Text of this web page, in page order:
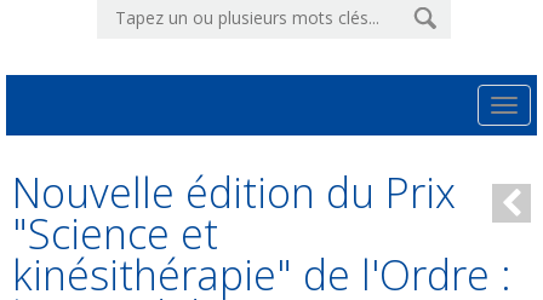
Nouvelle édition du Prix
"Science et
kinésithérapie" de l'Ordre :